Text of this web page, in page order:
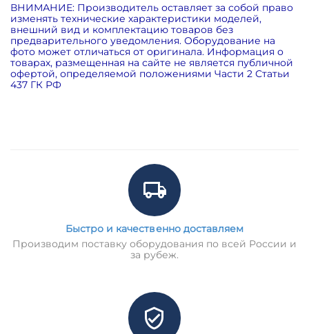
ВНИМАНИЕ: Производитель оставляет за собой право
изменять технические характеристики моделей,
внешний вид и комплектацию товаров без
предварительного уведомления. Оборудование на
фото может отличаться от оригинала. Информация о
товарах, размещенная на сайте не является публичной
офертой, определяемой положениями Части 2 Статьи
437 ГК РФ
Быстро и качественно доставляем
Производим поставку оборудования по всей России и
за рубеж.